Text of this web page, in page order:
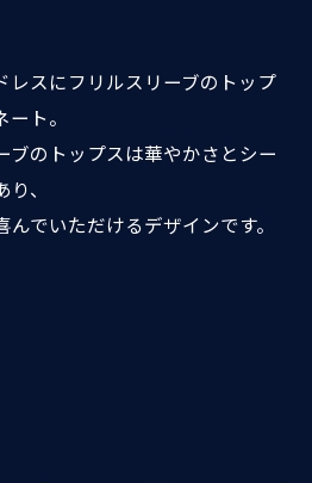
レスにフリルスリーブのトップ
ト。
ブのトップスは華やかさとシー
、
でいただけるデザインです。